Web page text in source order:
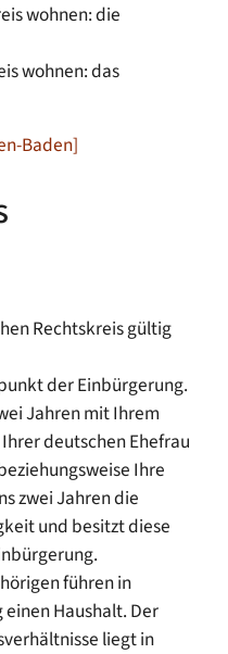
wohnen: die
wohnen: das
Baden]
Rechtskreis gültig
der Einbürgerung.
Jahren mit Ihrem
deutschen Ehefrau
Ihre
zwei Jahren die
und besitzt diese
führen in
Haushalt. Der
liegt in